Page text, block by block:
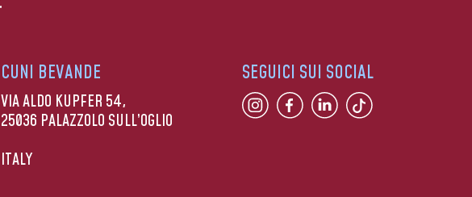
CUNI BEVANDE
VIA ALDO KUPFER 54,
25036 PALAZZOLO SULL’OGLIO
ITALY
SEGUICI SUI SOCIAL